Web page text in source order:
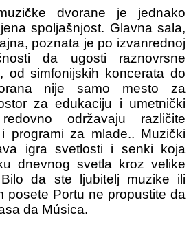
dvorane je jednako
spoljašnjost. Glavna sala,
poznata je po izvanrednoj
da ugosti raznovrsne
od simfonijskih koncerata do
nije samo mesto za
za edukaciju i umetnički
održavaju različite
programi za mlade.. Muzički
igra svetlosti i senki koja
dnevnog svetla kroz velike
da ste ljubitelj muzike ili
posete Portu ne propustite da
da Música.